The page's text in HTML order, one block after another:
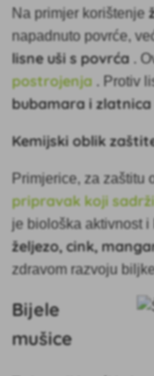
Na primjer korištenje
napadnuto povrće,
lisne uši s povrća .
postrojenja . Protiv
bubamara i zlatnica
Kemijski oblik
Primjerice, za zaštitu
pripravak koji
je biološka aktivnost
željezo, cink,
zdravom razvoju
Bijele
mušice